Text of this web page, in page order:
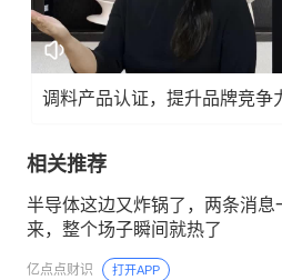
调料产品认证，提升品牌竞争
相关推荐
半导体这边又炸锅了，两条消息
来，整个场子瞬间就热了
亿点点财识 打开APP